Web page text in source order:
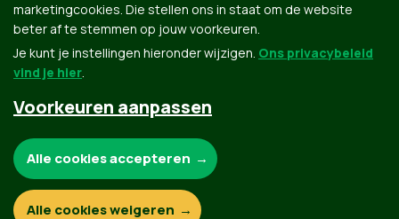
Groen.be
Contact Privacybeleid
marketingcookies. Die stellen ons in staat om de website
beter af te stemmen op jouw voorkeuren.
Je kunt je instellingen hieronder wijzigen. Ons privacybeleid
vind je hier.
Voorkeuren aanpassen
Functionele en analytische cookies:
Alle cookies accepteren
Alle cookies weigeren